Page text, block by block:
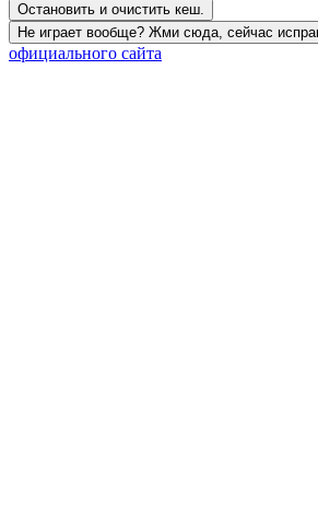
Остановить и очистить кеш.
Не играет вообще? Жми сюда, сейчас
официального сайта